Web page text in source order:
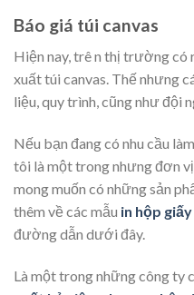
Báo giá túi canvas
Hiện nay, trê n thị trường có
xuất túi canvas. Thế nhưng
liệu, quy trình, cũng như đội
Nếu bạn đang có nhu cầu
tôi là một trong nhưng đơn
mong muốn có những sản
thêm về các mẫu in hộp giấy
đường dẫn dưới đây.
Là một trong những công ty